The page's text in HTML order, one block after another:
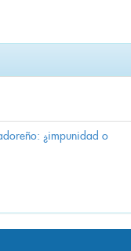
¿impunidad o